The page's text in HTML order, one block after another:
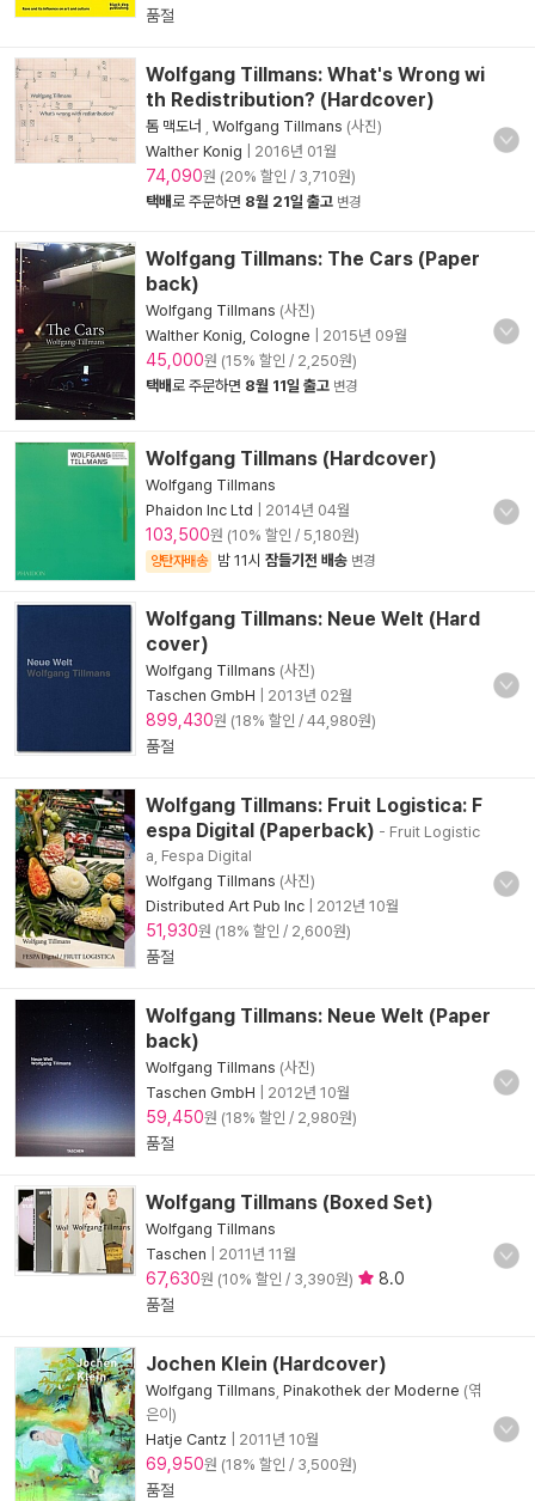
품절
Wolfgang Tillmans: What's Wrong wi
th Redistribution? (Hardcover)
톰 맥도너 Wolfgang Tillmans (사진)
Walther Konig
2016년 01월
74,090원 (20% 할인 / 3,710원)
택배로 주문하면 8월 21일 출고 변경
Wolfgang Tillmans: The Cars (Paper
back)
Wolfgang Tillmans (사진)
Walther Konig, Cologne
2015년 09월
45,000원 (15% 할인 / 2,250원)
택배로 주문하면 8월 11일 출고 변경
Wolfgang Tillmans (Hardcover)
Wolfgang Tillmans
Phaidon Inc Ltd
2014년 04월
103,500원 (10% 할인 / 5,180원)
양탄자배송 밤 11시 잠들기전 배송 변경
Wolfgang Tillmans: Neue Welt (Hard
cover)
Wolfgang Tillmans (사진)
Taschen GmbH
2013년 02월
899,430원 (18% 할인 / 44,980원)
품절
Wolfgang Tillmans: Fruit Logistica: F
espa Digital (Paperback) - Fruit Logistic
a, Fespa Digital
Wolfgang Tillmans (사진)
Distributed Art Pub Inc
2012년 10월
51,930원 (18% 할인 / 2,600원)
품절
Wolfgang Tillmans: Neue Welt (Paper
back)
Wolfgang Tillmans (사진)
Taschen GmbH
2012년 10월
59,450원 (18% 할인 / 2,980원)
품절
Wolfgang Tillmans (Boxed Set)
Wolfgang Tillmans
Taschen
2011년 11월
67,630원 (10% 할인 / 3,390원)
8.0
품절
Jochen Klein (Hardcover)
Wolfgang Tillmans Pinakothek der Moderne (엮
은이)
Hatje Cantz
2011년 10월
69,950원 (18% 할인 / 3,500원)
품절